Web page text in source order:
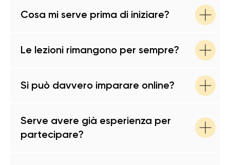
Cosa mi serve prima di iniziare?
Le lezioni rimangono per sempre?
Si può davvero imparare online?
Serve avere già esperienza per
partecipare?